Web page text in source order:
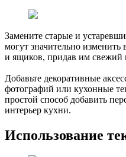
Замените старые и
могут значительно
и ящиков, придав им свежий
Добавьте декоративные
фотографий или кухонные
простой способ добавить
интерьер кухни.
Использование